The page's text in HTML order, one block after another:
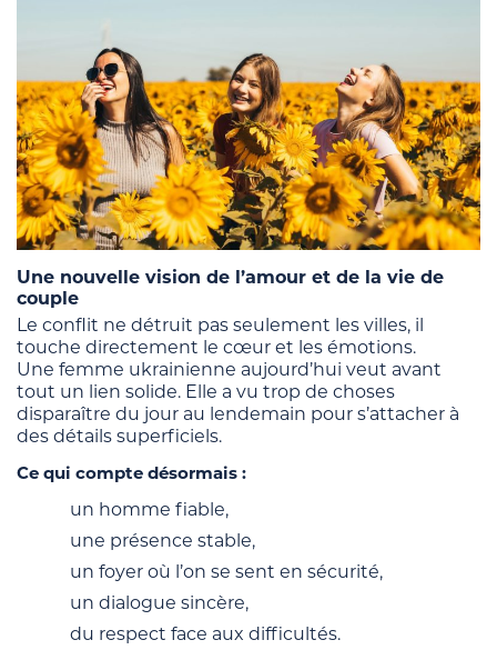
Une nouvelle vision de l’amour et de la vie de
couple
Le conflit ne détruit pas seulement les villes, il
touche directement le cœur et les émotions.
Une femme ukrainienne aujourd’hui veut avant
tout un lien solide. Elle a vu trop de choses
disparaître du jour au lendemain pour s’attacher à
des détails superficiels.
Ce qui compte désormais :
un homme fiable,
une présence stable,
un foyer où l’on se sent en sécurité,
un dialogue sincère,
du respect face aux difficultés.